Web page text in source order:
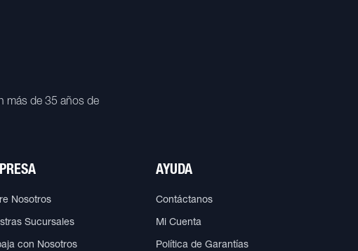
más de 35 años de
Nosotros
Sucursales
con Nosotros
AYUDA
Contáctanos
Mi Cuenta
Política de Garantías